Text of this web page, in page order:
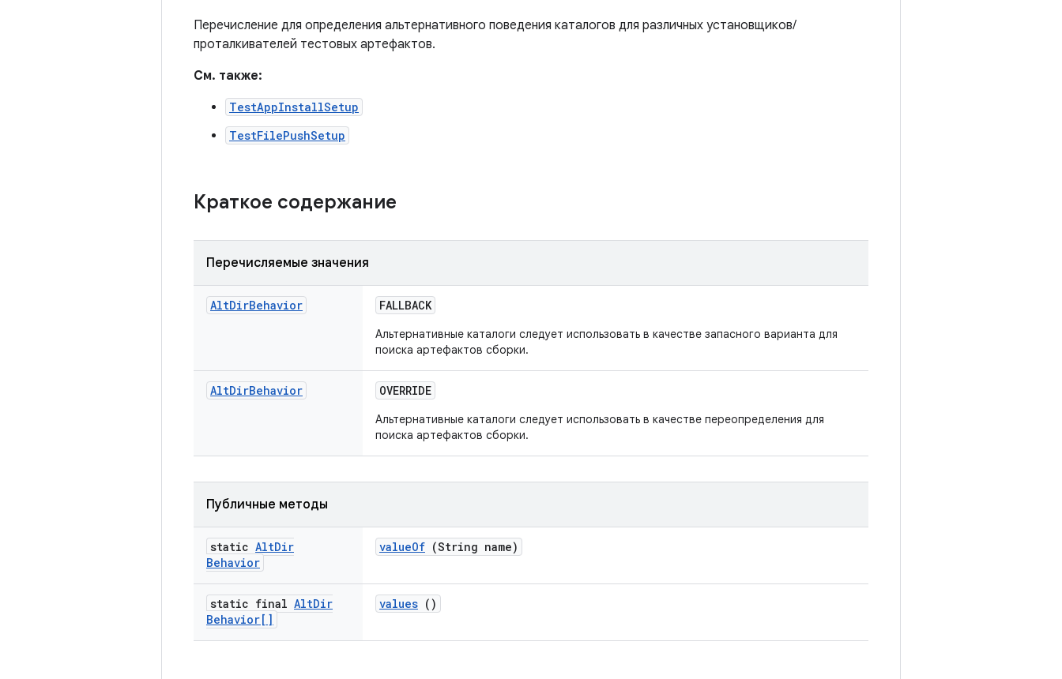
Перечисление для определения альтернативного поведения каталогов для различных установщиков/
проталкивателей тестовых артефактов.
См. также:
TestAppInstallSetup
TestFilePushSetup
Краткое содержание
Перечисляемые значения
AltDirBehavior FALLBACK
Альтернативные каталоги следует использовать в качестве запасного варианта для
поиска артефактов сборки.
AltDirBehavior OVERRIDE
Альтернативные каталоги следует использовать в качестве переопределения для
поиска артефактов сборки.
Публичные методы
static AltDir
Behavior
valueOf (String name)
static final AltDir
Behavior[]
values ()